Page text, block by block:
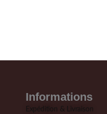
Informations
Expédition & Livraison